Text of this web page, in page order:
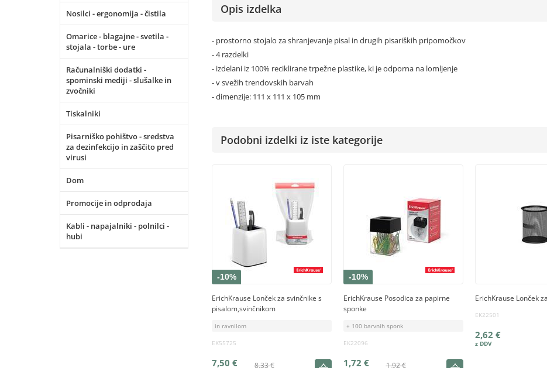
Nosilci - ergonomija - čistila
Omarice - blagajne - svetila -
stojala - torbe - ure
Računalniški dodatki -
spominski mediji - slušalke in
zvočniki
Tiskalniki
Pisarniško pohištvo - sredstva
za dezinfekcijo in zaščito pred
virusi
Dom
Promocije in odprodaja
Kabli - napajalniki - polnilci -
hubi
Opis izdelka
- prostorno stojalo za shranjevanje pisal in drugih pisariških pripomočkov
- 4 razdelki
- izdelani iz 100% reciklirane trpežne plastike, ki je odporna na lomljenje
- v svežih trendovskih barvah
- dimenzije: 111 x 111 x 105 mm
Podobni izdelki iz iste kategorije
-10%
ErichKrause Lonček za svinčnike s
pisalom,svinčnikom
in ravnilom
EK55725
8,33 €
7,50 €
-10%
ErichKrause Posodica za papirne
sponke
+ 100 barvnih sponk
EK22096
1,92 €
1,72 €
ErichKrause Lonček
EK22501
2,62 €